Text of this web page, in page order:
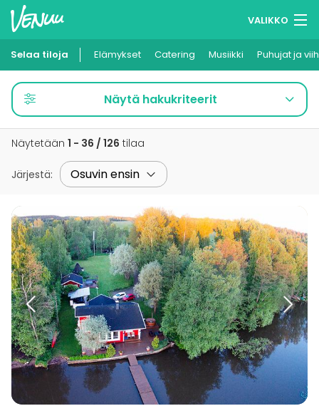
VALIKKO
Muistilistasi
Kirjaudu
Suomi
Selaa tiloja Elämykset Catering Musiikki Puhujat ja
Näytä hakukriteerit
Näytetään 1 - 36 / 126 tilaa
Järjestä: